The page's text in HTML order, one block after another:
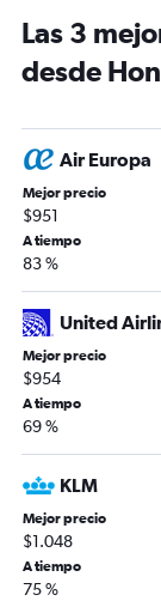
Las 3
desde
Air Europa
Mejor precio
$951
A tiempo
83 %
United
Mejor precio
$954
A tiempo
69 %
KLM
Mejor precio
$1.048
A tiempo
75 %